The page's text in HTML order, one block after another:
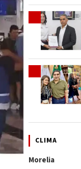
CLIMA
Morelia